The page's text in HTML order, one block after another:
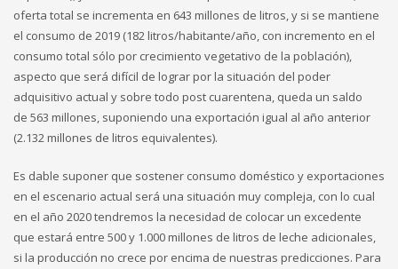
oferta total se incrementa en 643 millones de litros, y si se mantiene
el consumo de 2019 (182 litros/habitante/año, con incremento en el
consumo total sólo por crecimiento vegetativo de la población),
aspecto que será difícil de lograr por la situación del poder
adquisitivo actual y sobre todo post cuarentena, queda un saldo
de 563 millones, suponiendo una exportación igual al año anterior
(2.132 millones de litros equivalentes).
Es dable suponer que sostener consumo doméstico y exportaciones
en el escenario actual será una situación muy compleja, con lo cual
en el año 2020 tendremos la necesidad de colocar un excedente
que estará entre 500 y 1.000 millones de litros de leche adicionales,
si la producción no crece por encima de nuestras predicciones. Para